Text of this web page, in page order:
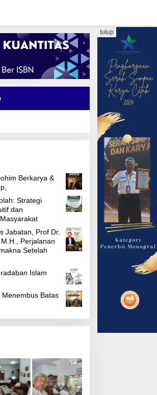
tutup
Berkarya &
Strategi
dan
Jabatan, Prof Dr.
Perjalanan
Setelah
Islam
Menembus Batas